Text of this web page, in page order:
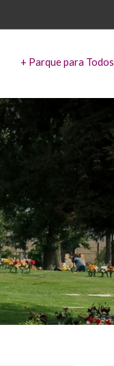
+ Parque para Todos